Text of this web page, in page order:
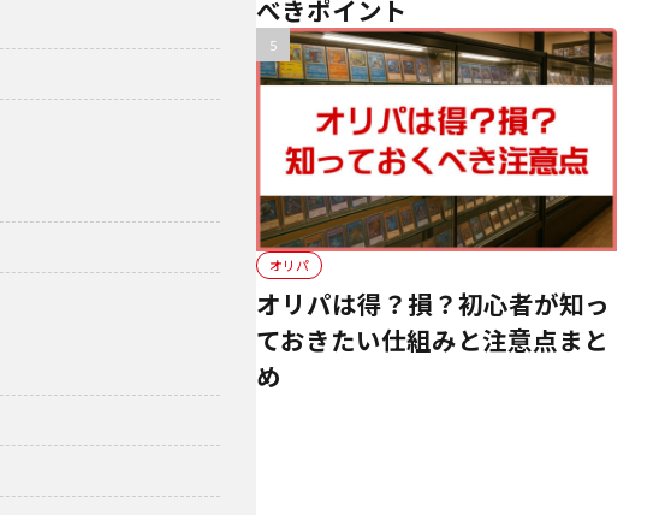
べきポイント
オリパ
オリパは得？損？初心者が知っ
ておきたい仕組みと注意点まと
め